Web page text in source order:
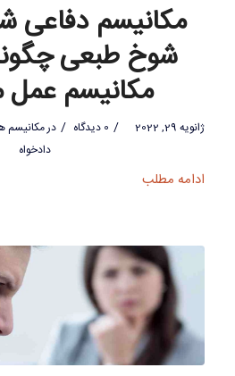
مکانیسم دفاعی
شوخ طبعی
مکانیسم عمل
ژانویه 29, 2022 / 0 دیدگاه / درمکانیسم
دادخواه
ادامه مطلب